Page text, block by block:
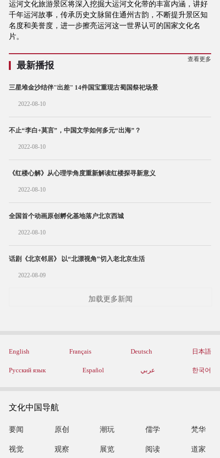
运河文化旅游景区将深入挖掘大运河文化带的丰富内涵，讲好
千年运河故事，传承历史文脉留住通州古韵，不断提升景区知
名度和美誉度，进一步擦亮运河这一世界认可的国家文化名
片。
最新播报
查看更多
三星堆金沙结伴"出差" 14件国宝重现古蜀国祭祀场景
2022-08-10
不止“李白+莫言”，中国文学如何多元“出海”？
2022-08-10
《红楼心解》从心理学角度重新解读红楼探寻新意义
2022-08-10
全国首个动画原创孵化基地落户北京西城
2022-08-10
话剧《北京邻居》 以“北漂视角”切入老北京生活
2022-08-09
加载更多新闻
English Français Deutsch 日本語
Русский язык Español عربي 한국어
文化中国导航
要闻 原创 潮玩 儒学 梵华
视觉 观察 展览 阅读 道家